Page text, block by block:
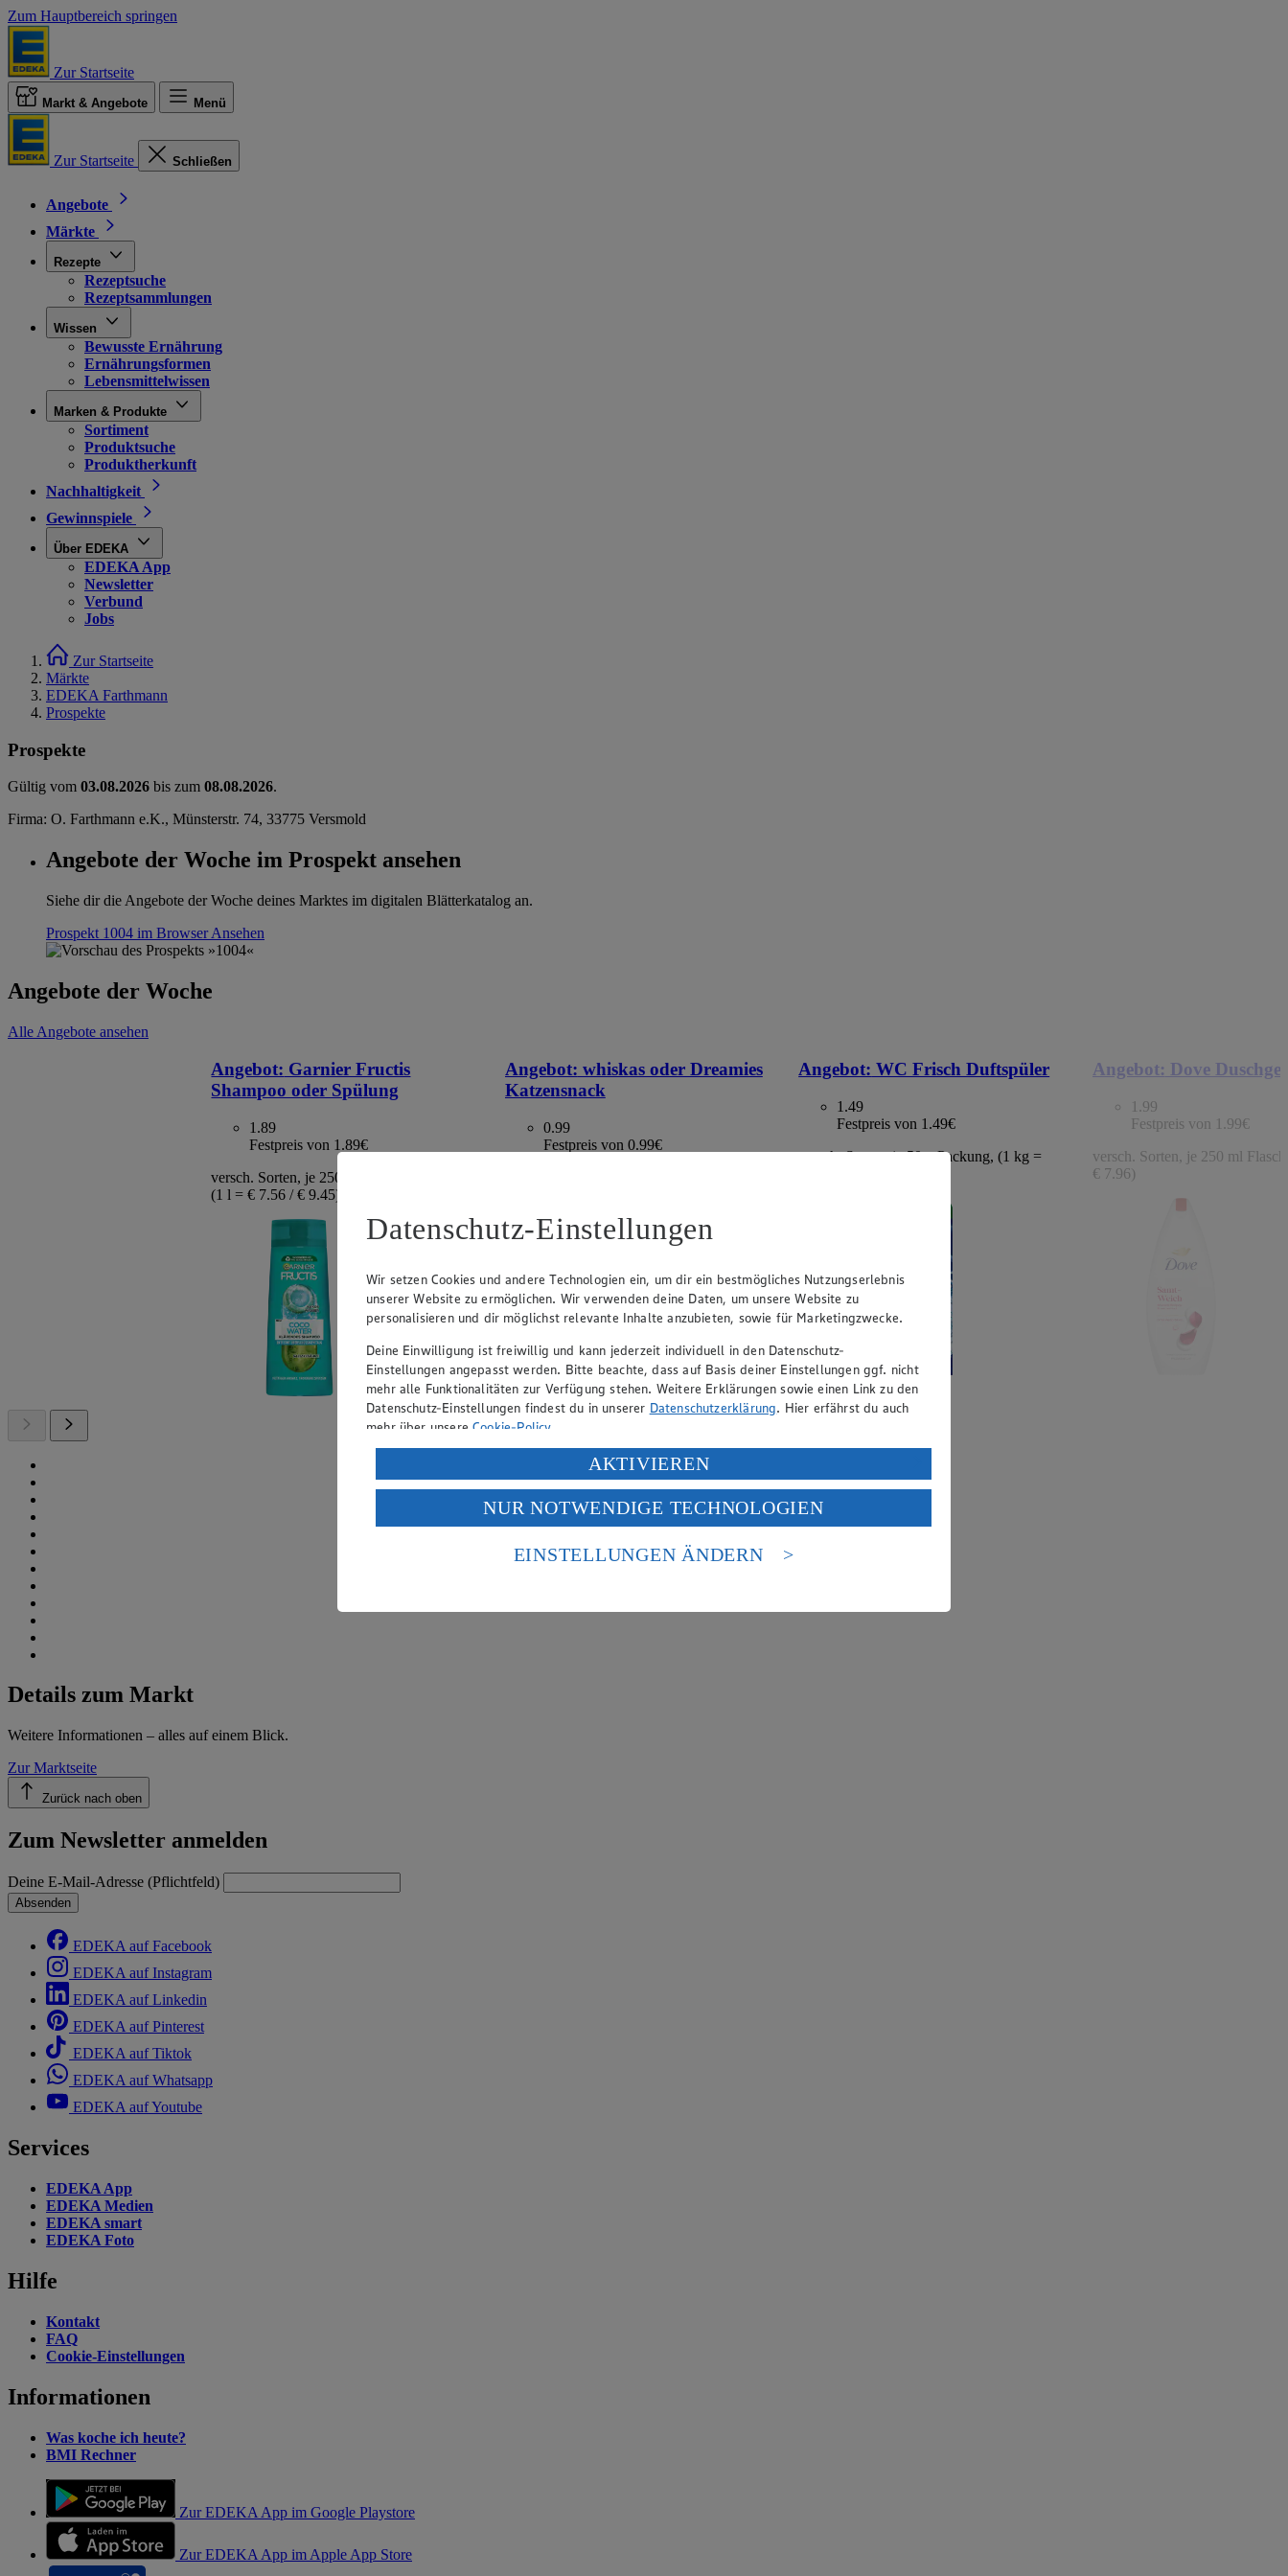
Zum Hauptbereich springen
Zur Startseite
Markt & Angebote Menü
Zur Startseite Schließen
Angebote
Märkte
Rezepte
Rezeptsuche
Rezeptsammlungen
Wissen
Bewusste Ernährung
Ernährungsformen
Lebensmittelwissen
Marken & Produkte
Sortiment
Produktsuche
Produktherkunft
Nachhaltigkeit
Gewinnspiele
Über EDEKA
EDEKA App
Newsletter
Verbund
Jobs
Zur Startseite
Märkte
EDEKA Farthmann
Prospekte
Prospekte
Gültig vom 03.08.2026 bis zum 08.08.2026.
Firma: O. Farthmann e.K., Münsterstr. 74, 33775 Versmold
Angebote der Woche im Prospekt ansehen
Siehe dir die Angebote der Woche deines Marktes im digitalen Blätterkatalog an.
Prospekt 1004 im BrowserAnsehen
Angebote der Woche
Alle Angebote ansehen
Angebot: Garnier Fructis
Shampoo oder Spülung
1.89
Festpreis von 1.89€
versch. Sorten, je 250 ml / 200 ml Flasche,
(1 l = € 7.56 / € 9.45)
Angebot: whiskas oder Dreamies
Katzensnack
0.99
Festpreis von 0.99€
Angebot: WC Frisch Duftspüler
1.49
Festpreis von 1.49€
versch. Sorten, je 50 g Packung, (1 kg =
Angebot: Dove Duschgel
1.99
Festpreis von 1.99€
versch. Sorten, je 250 ml
€ 7.96)
Details zum Markt
Weitere Informationen – alles auf einem Blick.
Zur Marktseite
Zurück nach oben
Zum Newsletter anmelden
Deine E-Mail-Adresse (Pflichtfeld)
Absenden
EDEKA auf Facebook
EDEKA auf Instagram
EDEKA auf Linkedin
EDEKA auf Pinterest
EDEKA auf Tiktok
EDEKA auf Whatsapp
EDEKA auf Youtube
Services
EDEKA App
EDEKA Medien
EDEKA smart
EDEKA Foto
Hilfe
Kontakt
FAQ
Cookie-Einstellungen
Informationen
Was koche ich heute?
BMI Rechner
Zur EDEKA App im Google Playstore
Zur EDEKA App im Apple App Store
Datenschutz-Einstellungen
Wir setzen Cookies und andere Technologien ein, um dir ein bestmögliches Nutzungserlebnis
unserer Website zu ermöglichen. Wir verwenden deine Daten, um unsere Website zu
personalisieren und dir möglichst relevante Inhalte anzubieten, sowie für Marketingzwecke.
Deine Einwilligung ist freiwillig und kann jederzeit individuell in den Datenschutz-
Einstellungen angepasst werden. Bitte beachte, dass auf Basis deiner Einstellungen ggf. nicht
mehr alle Funktionalitäten zur Verfügung stehen. Weitere Erklärungen sowie einen Link zu den
Datenschutz-Einstellungen findest du in unserer Datenschutzerklärung. Hier erfährst du auch
mehr über unsereCookie-Policy.
Verarbeitung deiner personenbezogenen Daten in den USA durch Facebook und YouTube:
Wenn du auf „Aktivieren“ klickst, willigst du im Sinne des Art. 49 Abs. 1 Satz 1 lit. a) DSGVO
ein, dass deine Daten in den USA verarbeitet werden. Der EuGH sieht die USA als Land mit
einem nach europäischen Standards nicht angemessenen Datenschutzniveau an. Es besteht das
Risiko eines Zugriffs durch US-amerikanische Behörden.
AKTIVIEREN
NUR NOTWENDIGE TECHNOLOGIEN
EINSTELLUNGEN ÄNDERN